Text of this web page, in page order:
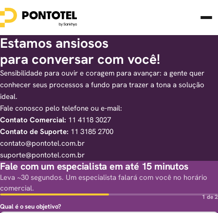
Estamos ansiosos
para conversar com você!
Sensibilidade para ouvir e coragem para avançar: a gente quer
conhecer seus processos a fundo para trazer a tona a solução
ideal.
Fale conosco pelo telefone ou e-mail:
Contato Comercial: 11 4118 3027
Contato de Suporte: 11 3185 2700
contato@pontotel.com.br
suporte@pontotel.com.br
Fale com um especialista em até 15 minutos
Leva ~30 segundos. Um especialista falará com você no horário
comercial.
1 de 2
Qual é o seu objetivo?